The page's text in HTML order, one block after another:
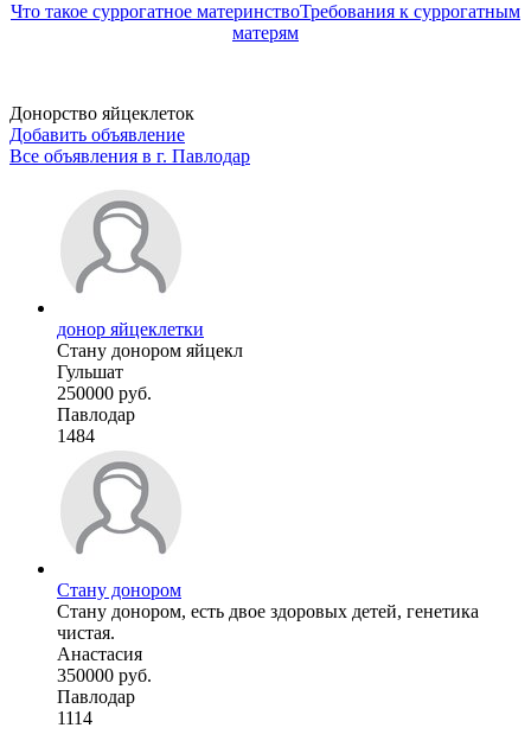
Что такое суррогатное материнствоТребования к суррогатным
матерям
Донорство яйцеклеток
Добавить объявление
Все объявления в г. Павлодар
донор яйцеклетки
Стану донором яйцекл
Гульшат
250000 руб.
Павлодар
1484
Стану донором
Стану донором, есть двое здоровых детей, генетика
чистая.
Анастасия
350000 руб.
Павлодар
1114